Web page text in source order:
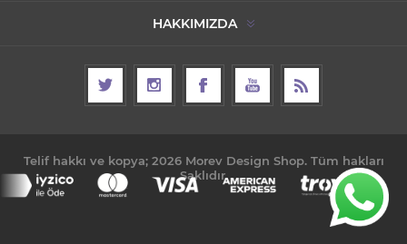
HAKKIMIZDA
Telif hakkı ve kopya; 2026 Morev Design Shop. Tüm hakları
Saklıdır.